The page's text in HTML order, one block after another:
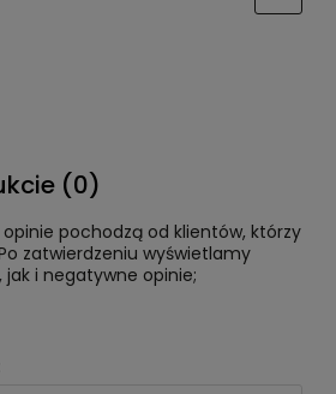
(0)
pochodzą od klientów, którzy
zatwierdzeniu wyświetlamy
i negatywne opinie;